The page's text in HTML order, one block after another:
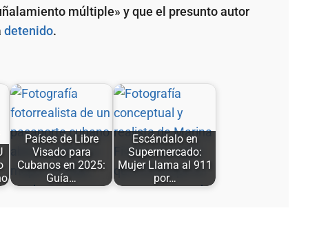
múltiple» y que el presunto autor
detenido.
Países de Libre
Visado para
Cubanos en 2025:
Guía…
Escándalo en
Supermercado:
Mujer Llama al 911
por…